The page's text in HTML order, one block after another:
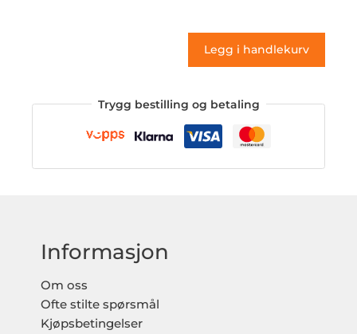
antall
Legg i handlekurv
Trygg bestilling og betaling
Informasjon
Om oss
Ofte stilte spørsmål
Kjøpsbetingelser